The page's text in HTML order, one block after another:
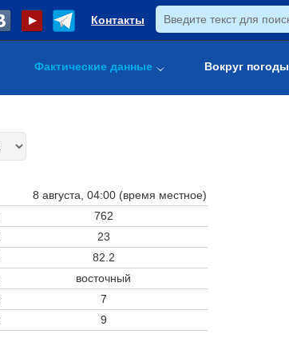
Контакты
Фактические данные Вокруг погоды
8 августа, 04:00 (время местное)
762
23
82.2
восточный
7
9